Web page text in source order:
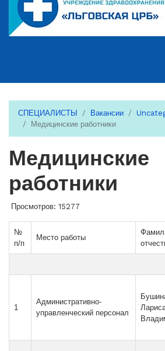
СПЕЦИАЛИСТЫ Вакансии
Медицинские работники
Медицинские
работники
Просмотров: 15277
№
п/п
Место работы
1
Административно-
управленческий персонал